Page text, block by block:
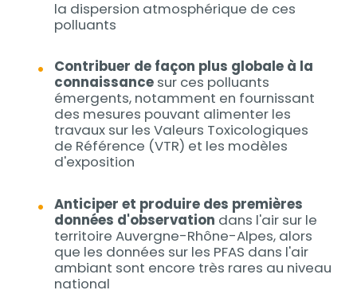
la dispersion atmosphérique de ces
polluants
Contribuer de façon plus globale à la
connaissancesur ces polluants
émergents, notamment en fournissant
des mesures pouvant alimenter les
travaux sur les Valeurs Toxicologiques
de Référence (VTR) et les modèles
d'exposition
Anticiper et produire des premières
données d'observation dans l'air sur le
territoire Auvergne-Rhône-Alpes, alors
que les données sur les PFAS dans l'air
ambiant sont encore très rares au niveau
national